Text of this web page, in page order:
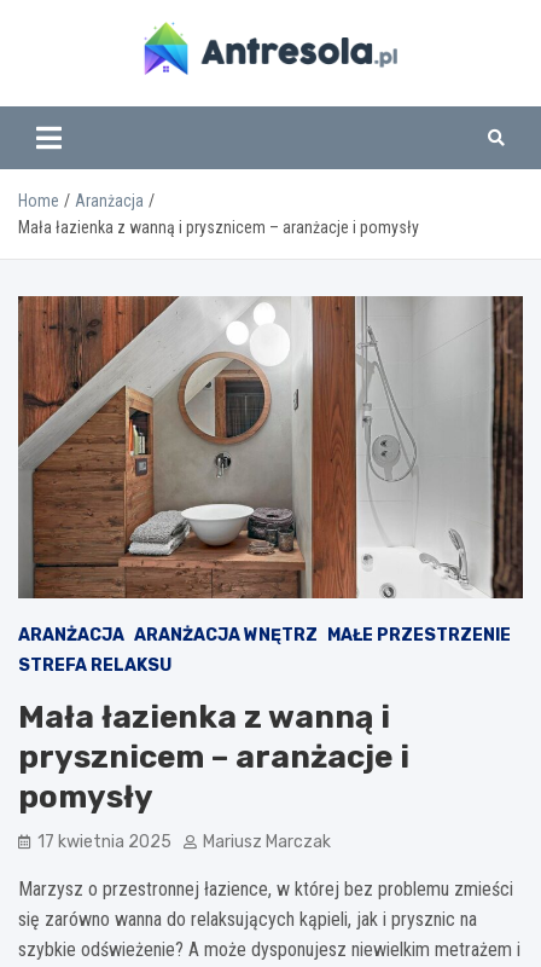
www.antresola.pl
Home
Aranżacja
Mała łazienka z wanną i prysznicem – aranżacje i pomysły
ARANŻACJA ARANŻACJA WNĘTRZ
MAŁE PRZESTRZENIE
STREFA RELAKSU
Mała łazienka z wanną i
prysznicem – aranżacje i
pomysły
17 kwietnia 2025 Mariusz Marczak
Marzysz o przestronnej łazience, w której bez problemu zmieści
się zarówno wanna do relaksujących kąpieli, jak i prysznic na
szybkie odświeżenie? A może dysponujesz niewielkim metrażem i